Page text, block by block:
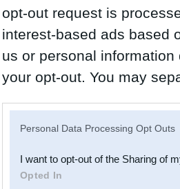
opt-out request is
interest-based ads based
us or personal
your opt-out. You may
Downstream Participants
third parties.
Personal Data Processing Opt Outs
I want to opt-out of the Sharing of
Opted In